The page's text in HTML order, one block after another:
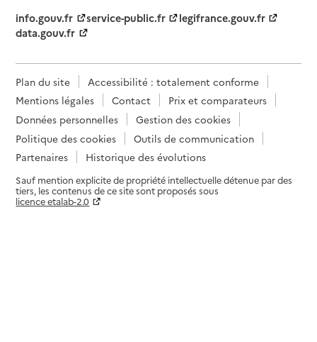
info.gouv.fr
service-public.fr
legifrance.gouv.fr
data.gouv.fr
Plan du site
Accessibilité : totalement conforme
Mentions légales
Contact
Prix et comparateurs
Données personnelles
Gestion des cookies
Politique des cookies
Outils de communication
Partenaires
Historique des évolutions
Sauf mention explicite de propriété intellectuelle détenue par des
tiers, les contenus de ce site sont proposés sous
licence etalab-2.0